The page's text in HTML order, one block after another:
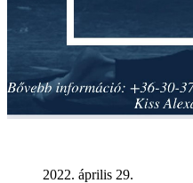
2022. április 29.